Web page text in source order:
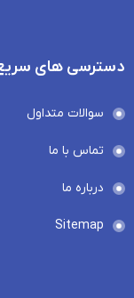
دسترسی های
سوالات متداول
تماس با ما
درباره ما
Sitemap